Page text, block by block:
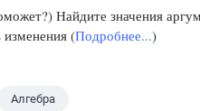
Найдите значения
(Подробнее...)
Алгебра